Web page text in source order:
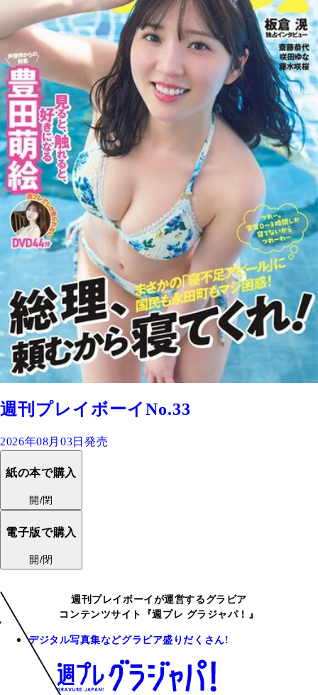
週刊プレイボーイNo.33
2026年08月03日発売
紙の本で購入
開/閉
電子版で購入
開/閉
週刊プレイボーイが運営するグラビア
コンテンツサイト『週プレ グラジャパ！』
デジタル写真集などグラビア盛りだくさん!